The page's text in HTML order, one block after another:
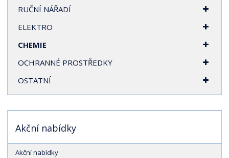
RUČNÍ NÁŘADÍ
ELEKTRO
CHEMIE
OCHRANNÉ PROSTŘEDKY
OSTATNÍ
Akční nabídky
Akční nabídky